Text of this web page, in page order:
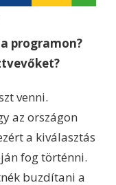
programon?
venni.
az országon
a kiválasztás
fog történni.
buzdítani a